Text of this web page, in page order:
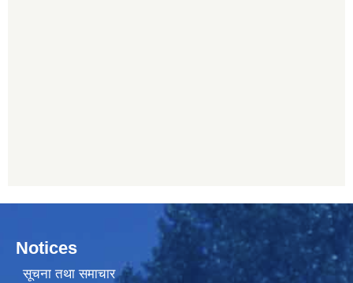
Notices
सूचना तथा समाचार